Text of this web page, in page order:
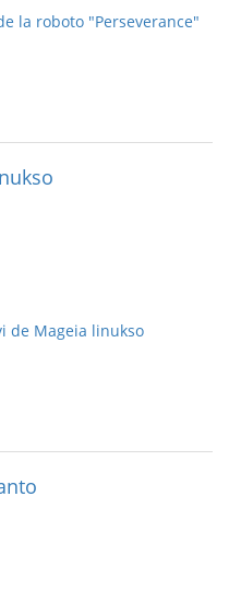
la roboto "Perseverance"
de Mageia linukso